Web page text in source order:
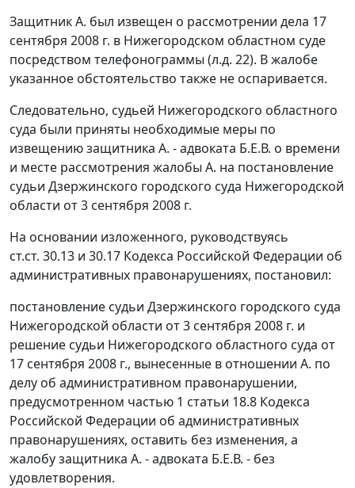
Защитник А. был извещен о рассмотрении дела 17
сентября 2008 г. в Нижегородском областном суде
посредством телефонограммы (л.д. 22). В жалобе
указанное обстоятельство также не оспаривается.
Следовательно, судьей Нижегородского областного
суда были приняты необходимые меры по
извещению защитника А. - адвоката Б.Е.В. о времени
и месте рассмотрения жалобы А. на постановление
судьи Дзержинского городского суда Нижегородской
области от 3 сентября 2008 г.
На основании изложенного, руководствуясь
ст.ст. 30.13 и 30.17 Кодекса Российской Федерации об
административных правонарушениях, постановил:
постановление судьи Дзержинского городского суда
Нижегородской области от 3 сентября 2008 г. и
решение судьи Нижегородского областного суда от
17 сентября 2008 г., вынесенные в отношении А. по
делу об административном правонарушении,
предусмотренном частью 1 статьи 18.8 Кодекса
Российской Федерации об административных
правонарушениях, оставить без изменения, а
жалобу защитника А. - адвоката Б.Е.В. - без
удовлетворения.